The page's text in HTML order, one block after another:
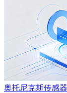
奥托尼克斯传感